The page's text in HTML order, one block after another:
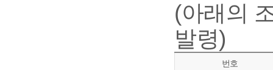
(아래의
발령)
번호